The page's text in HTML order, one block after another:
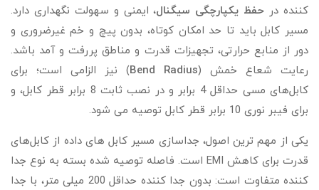
کننده در حفظ یکپارچگی سیگنال، ایمنی و سهولت نگهداری دارد.
مسیر کابل باید تا حد امکان کوتاه، بدون پیچ‌ و خم غیرضروری و
دور از منابع حرارتی، تجهیزات قدرت و مناطق پررفت‌ و آمد باشد.
رعایت شعاع خمش (Bend Radius) نیز الزامی است؛ برای
کابل‌های مسی حداقل 4 برابر و در نصب ثابت 8 برابر قطر کابل، و
برای فیبر نوری 10 برابر قطر کابل توصیه می‌ شود.
یکی از مهم‌ ترین اصول، جداسازی مسیر کابل‌ های داده از کابل‌های
قدرت برای کاهش EMI است. فاصله توصیه‌ شده بسته به نوع جدا
کننده متفاوت است: بدون جدا کننده حداقل 200 میلی‌ متر، با جدا